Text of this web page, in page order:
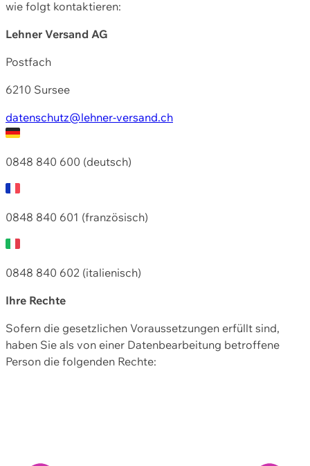
wie folgt kontaktieren:
Lehner Versand AG
Postfach
6210 Sursee
datenschutz@lehner-versand.ch
0848 840 600 (deutsch)
0848 840 601 (französisch)
0848 840 602 (italienisch)
Ihre Rechte
Sofern die gesetzlichen Voraussetzungen erfüllt sind,
haben Sie als von einer Datenbearbeitung betroffene
Person die folgenden Rechte: